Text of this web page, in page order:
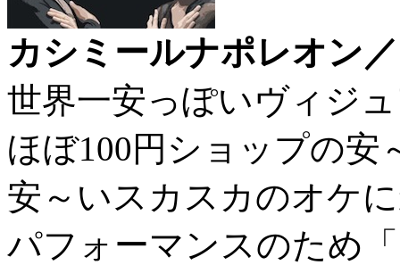
カシミールナポレオン
世界一安っぽいヴィジ
ほぼ100円ショップの安
安～いスカスカのオケ
パフォーマンスのため